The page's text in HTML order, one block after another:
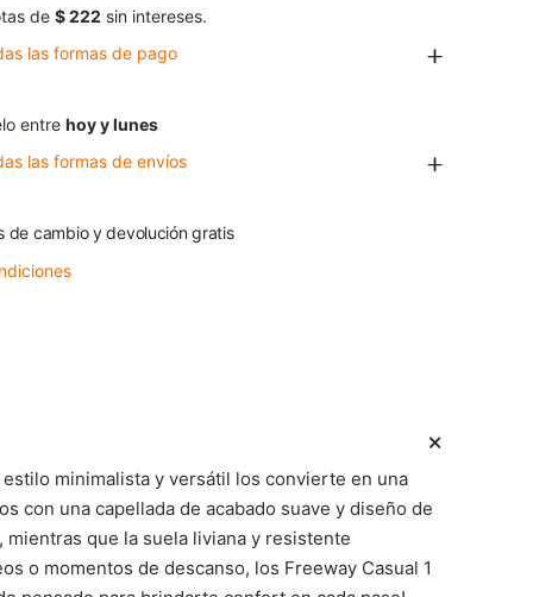
de $ 222 sin intereses.
las formas de pago
entre hoy y lunes
las formas de envíos
de cambio y devolución gratis
minimalista y versátil los convierte en una
con una capellada de acabado suave y diseño de
que la suela liviana y resistente
o momentos de descanso, los Freeway Casual 1